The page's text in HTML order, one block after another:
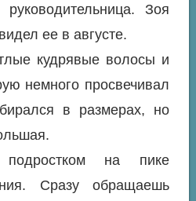
Зоя
ее в августе.
кудрявые волосы и
немного просвечивал
в размерах, но
на пике
Сразу обращаешь